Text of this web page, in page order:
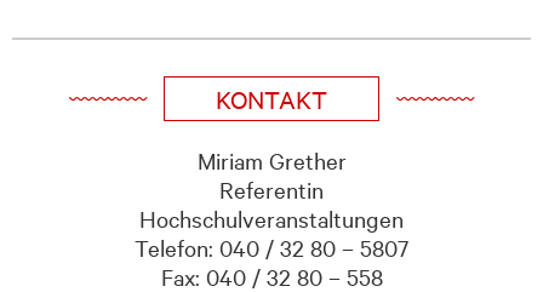
KONTAKT
Miriam Grether
Referentin
Hochschulveranstaltungen
Telefon: 040 / 32 80 – 5807
Fax: 040 / 32 80 – 558